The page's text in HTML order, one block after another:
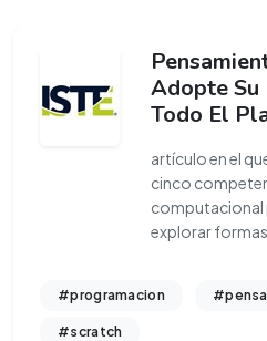
Adopte Su
Todo El
artículo en el
cinco
computacional
explorar formas
#programacion
#scratch